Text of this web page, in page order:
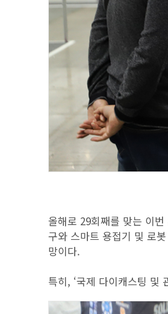
올해로 29회째를 맞는 이
구와 스마트 용접기 및 로
망이다.
특히, ‘국제 다이캐스팅 및